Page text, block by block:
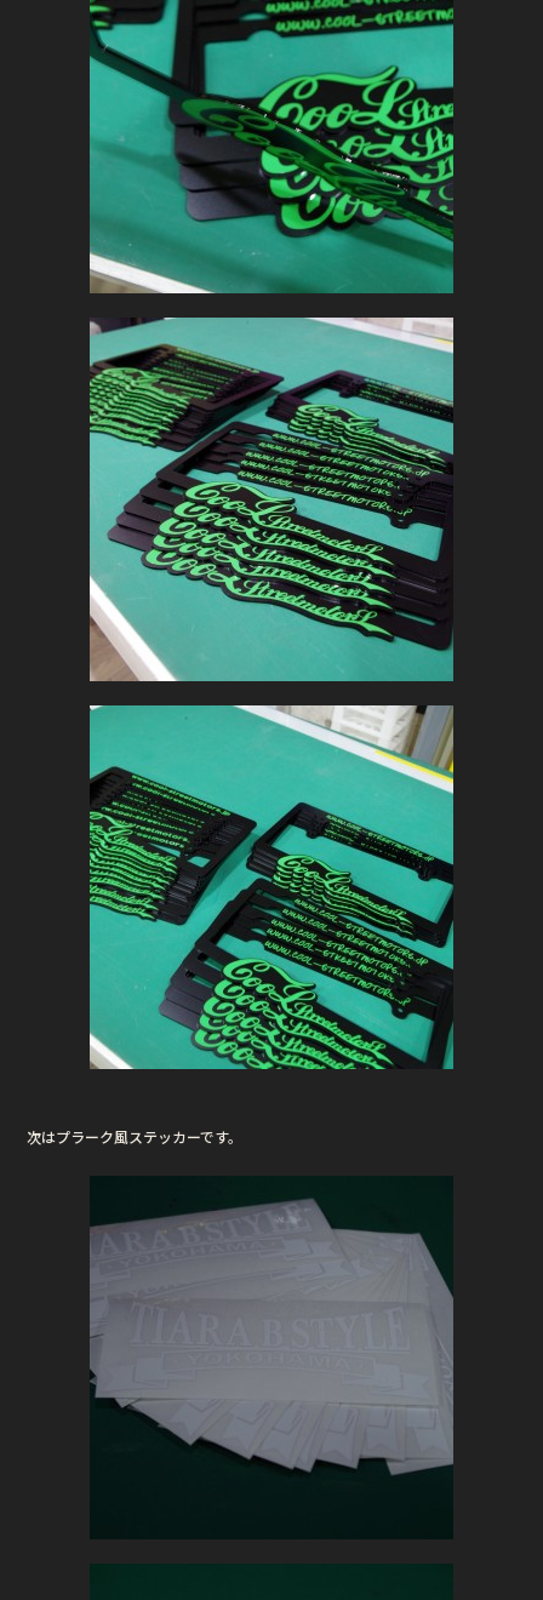
次はプラーク風ステッカーです。